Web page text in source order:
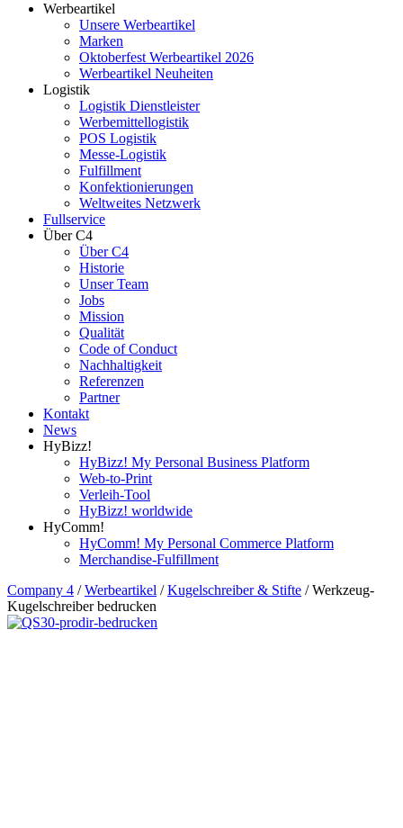
Werbeartikel
Unsere Werbeartikel
Marken
Oktoberfest Werbeartikel 2026
Werbeartikel Neuheiten
Logistik
Logistik Dienstleister
Werbemittellogistik
POS Logistik
Messe-Logistik
Fulfillment
Konfektionierungen
Weltweites Netzwerk
Fullservice
Über C4
Über C4
Historie
Unser Team
Jobs
Mission
Qualität
Code of Conduct
Nachhaltigkeit
Referenzen
Partner
Kontakt
News
HyBizz!
HyBizz! My Personal Business Platform
Web-to-Print
Verleih-Tool
HyBizz! worldwide
HyComm!
HyComm! My Personal Commerce Platform
Merchandise-Fulfillment
Company 4 / Werbeartikel / Kugelschreiber & Stifte / Werkzeug-
Kugelschreiber bedrucken